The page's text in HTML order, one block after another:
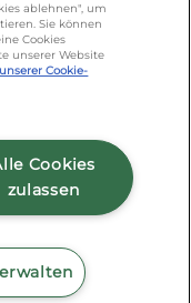
/Datenschutz
ablehnen", um
Sie können
Cookies
unserer Website
Cookie-
Cookies
zulassen